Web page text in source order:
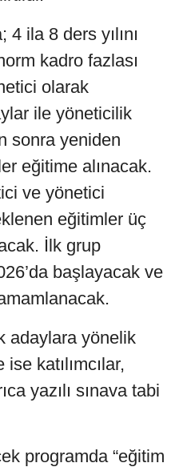
ila 8 ders yılını
kadro fazlası
olarak
ile yöneticilik
sonra yeniden
eğitime alınacak.
ve yönetici
eğitimler üç
İlk grup
başlayacak ve
adaylara yönelik
katılımcılar,
yazılı sınava tabi
programda “eğitim